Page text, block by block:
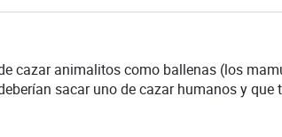
cazar animalitos como ballenas (los
sacar uno de cazar humanos y